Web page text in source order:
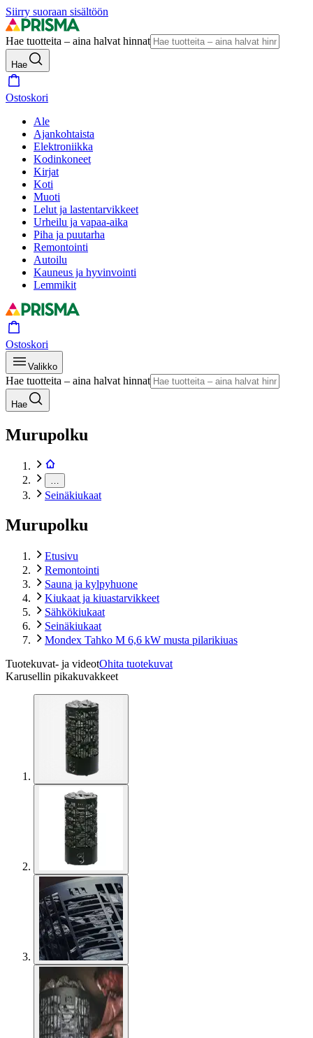
Siirry suoraan sisältöön
Hae tuotteita – aina halvat hinnat
Hae
Ostoskori
Ale
Ajankohtaista
Elektroniikka
Kodinkoneet
Kirjat
Koti
Muoti
Lelut ja lastentarvikkeet
Urheilu ja vapaa-aika
Piha ja puutarha
Remontointi
Autoilu
Kauneus ja hyvinvointi
Lemmikit
Ostoskori
Valikko
Hae tuotteita – aina halvat hinnat
Hae
Murupolku
Seinäkiukaat
Murupolku
Etusivu
Remontointi
Sauna ja kylpyhuone
Kiukaat ja kiuastarvikkeet
Sähkökiukaat
Seinäkiukaat
Mondex Tahko M 6,6 kW musta pilarikiuas
Tuotekuvat- ja videotOhita tuotekuvat
Karusellin pikakuvakkeet